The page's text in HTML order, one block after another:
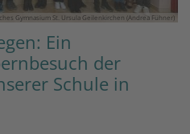
Gymnasium St. Ursula Geilenkirchen (Andrea Fühner)
Ein
der
Schule in